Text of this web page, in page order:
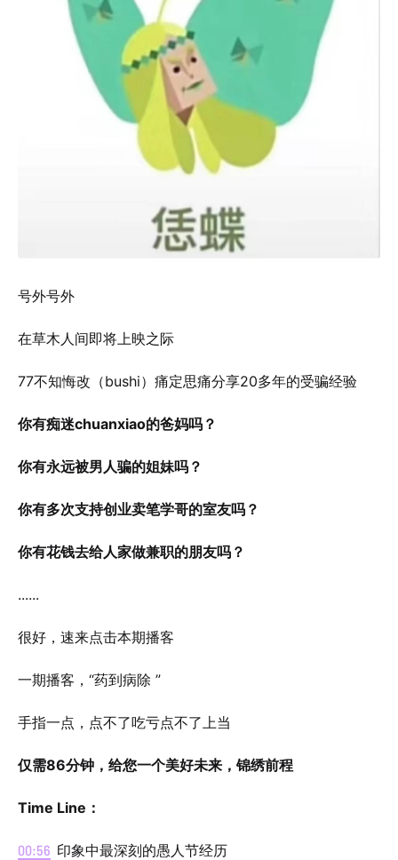
号外号外
在草木人间即将上映之际
77不知悔改（bushi）痛定思痛分享20多年的受骗经验
你有痴迷chuanxiao的爸妈吗？
你有永远被男人骗的姐妹吗？
你有多次支持创业卖笔学哥的室友吗？
你有花钱去给人家做兼职的朋友吗？
......
很好，速来点击本期播客
一期播客，“药到病除 ”
手指一点，点不了吃亏点不了上当
仅需86分钟，给您一个美好未来，锦绣前程
Time Line：
00:56 印象中最深刻的愚人节经历